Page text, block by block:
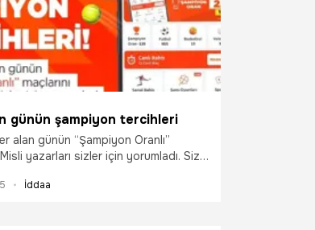
günün şampiyon tercihleri
alan günün “Şampiyon Oranlı”
Misli yazarları sizler için yorumladı. Siz
daha yüksek oranlarla
İddaa